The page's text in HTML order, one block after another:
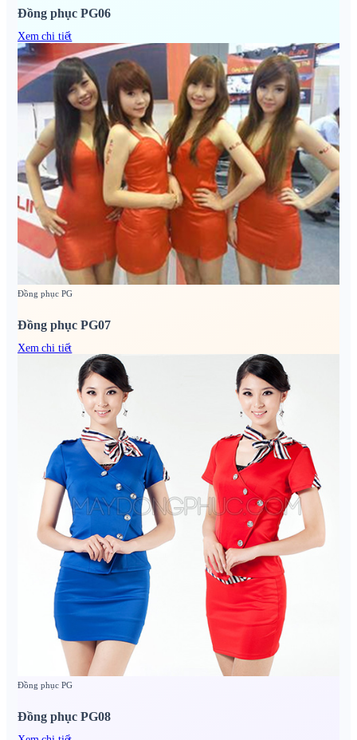
Đồng phục PG06
Xem chi tiết
Đồng phục PG
Đồng phục PG07
Xem chi tiết
Đồng phục PG
Đồng phục PG08